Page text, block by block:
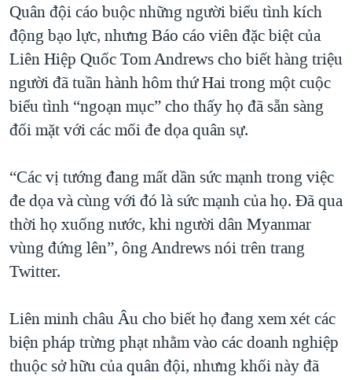
Quân đội cáo buộc những người biểu tình kích
động bạo lực, nhưng Báo cáo viên đặc biệt của
Liên Hiệp Quốc Tom Andrews cho biết hàng triệu
người đã tuần hành hôm thứ Hai trong một cuộc
biểu tình “ngoạn mục” cho thấy họ đã sẵn sàng
đối mặt với các mối đe dọa quân sự.
“Các vị tướng đang mất dần sức mạnh trong việc
đe dọa và cùng với đó là sức mạnh của họ. Đã qua
thời họ xuống nước, khi người dân Myanmar
vùng đứng lên”, ông Andrews nói trên trang
Twitter.
Liên minh châu Âu cho biết họ đang xem xét các
biện pháp trừng phạt nhằm vào các doanh nghiệp
thuộc sở hữu của quân đội, nhưng khối này đã